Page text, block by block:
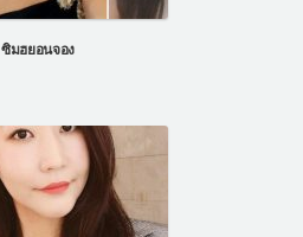
ซิมฮยอนจอง